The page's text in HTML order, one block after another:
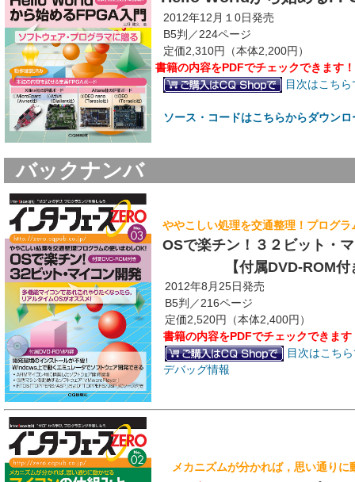
2012年12月１0日発売
B5判／224ページ
定価2,310円（本体2,200円）
書籍の内容をPDFでチェックできます！
目次はこち
ソース・コードはこちらからダウン
バックナンバ
ややこしい処理を交通整理！プログ
OSで楽チン！３２ビット・
【付属DVD-ROM付
2012年8月25日発売
B5判／216ページ
定価2,520円（本体2,400円）
書籍の内容をPDFでチェックできます
目次はこち
デバッグ情報
メカニズムが分かれば，思い通りに